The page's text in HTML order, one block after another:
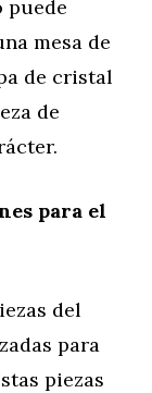
puede
mesa de
de cristal
de
para el
del
para
piezas